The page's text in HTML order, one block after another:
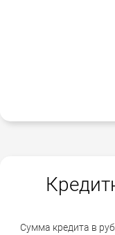
Сумма кредита в